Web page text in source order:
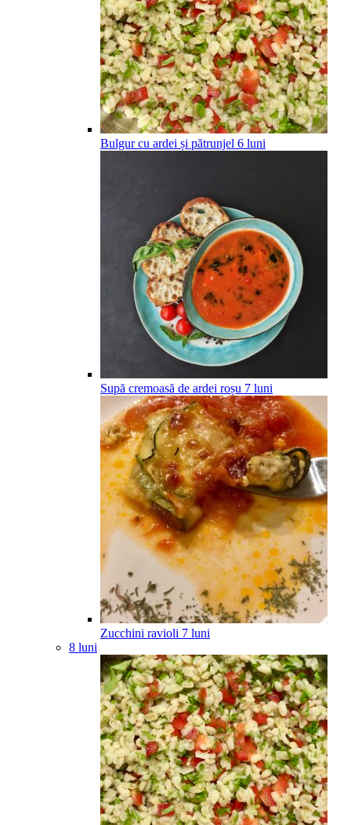
Bulgur cu ardei și pătrunjel 6 luni
Supă cremoasă de ardei roșu 7 luni
Zucchini ravioli 7 luni
8 luni